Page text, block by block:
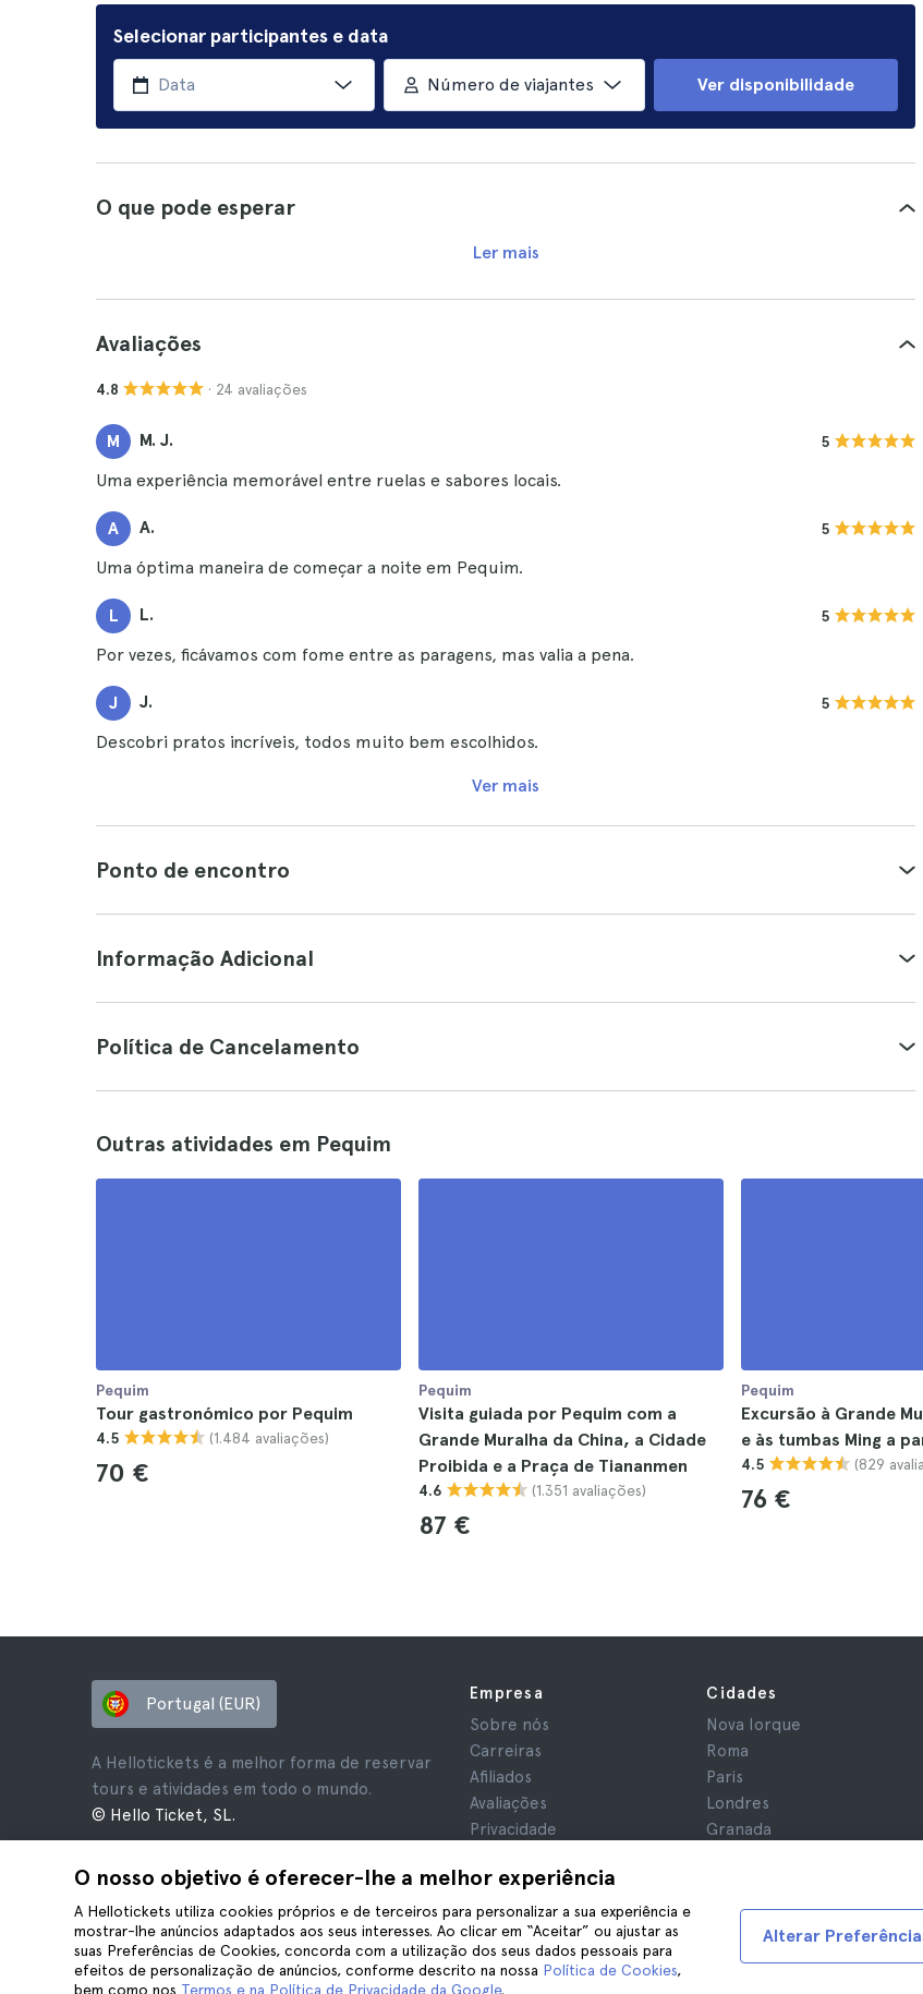
Selecionar participantes e data
Número de viajantes Ver disponibilidade
O que pode esperar
Ler mais
Avaliações
4.8 · 24 avaliações
M M. J. 5
Uma experiência memorável entre ruelas e sabores locais.
A A. 5
Uma óptima maneira de começar a noite em Pequim.
L L. 5
Por vezes, ficávamos com fome entre as paragens, mas valia a pena.
J J. 5
Descobri pratos incríveis, todos muito bem escolhidos.
Ver mais
Ponto de encontro
Informação Adicional
Política de Cancelamento
Outras atividades em Pequim
Pequim
Tour gastronómico por Pequim
4.5 (1.484 avaliações)
70 €
Pequim
Visita guiada por Pequim com a
Grande Muralha da China, a Cidade
Proibida e a Praça de Tiananmen
4.6 (1.351 avaliações)
87 €
Pequim
Excursão à Grande
e às tumbas Ming a
4.5 (829
76 €
O nosso objetivo é oferecer-lhe a melhor experiência
A Hellotickets utiliza cookies próprios e de terceiros para personalizar a sua experiência e
mostrar-lhe anúncios adaptados aos seus interesses. Ao clicar em “Aceitar” ou ajustar as
suas Preferências de Cookies, concorda com a utilização dos seus dados pessoais para
efeitos de personalização de anúncios, conforme descrito na nossa Política de Cookies,
bem como nos Termos e na Política de Privacidade da Google.
Alterar
Portugal (EUR)
A Hellotickets é a melhor forma de reservar
tours e atividades em todo o mundo.
© Hello Ticket, SL.
Empresa
Sobre nós
Carreiras
Afiliados
Avaliações
Privacidade
Aviso Legal
Cookies
Cidades
Nova Iorque
Roma
Paris
Londres
Granada